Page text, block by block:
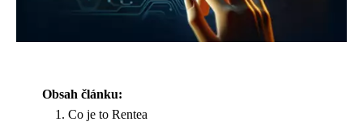
Obsah článku:
Co je to Rentea